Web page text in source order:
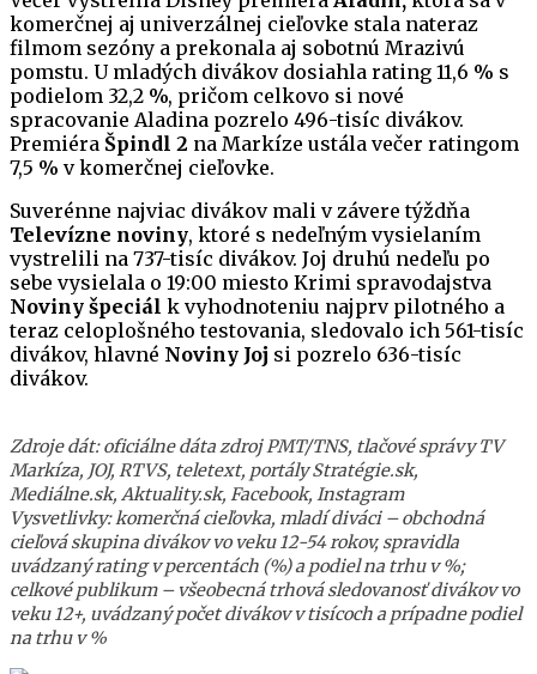
komerčnej aj univerzálnej cieľovke stala nateraz
filmom sezóny a prekonala aj sobotnú Mrazivú
pomstu. U mladých divákov dosiahla rating 11,6 % s
podielom 32,2 %, pričom celkovo si nové
spracovanie Aladina pozrelo 496-tisíc divákov.
Premiéra Špindl 2 na Markíze ustála večer ratingom
7,5 % v komerčnej cieľovke.
Suverénne najviac divákov mali v závere týždňa
Televízne noviny, ktoré s nedeľným vysielaním
vystrelili na 737-tisíc divákov. Joj druhú nedeľu po
sebe vysielala o 19:00 miesto Krimi spravodajstva
Noviny špeciál k vyhodnoteniu najprv pilotného a
teraz celoplošného testovania, sledovalo ich 561-tisíc
divákov, hlavné Noviny Joj si pozrelo 636-tisíc
divákov.
Zdroje dát: oficiálne dáta zdroj PMT/TNS, tlačové správy TV
Markíza, JOJ, RTVS, teletext, portály Stratégie.sk,
Mediálne.sk, Aktuality.sk, Facebook, Instagram
Vysvetlivky: komerčná cieľovka, mladí diváci – obchodná
cieľová skupina divákov vo veku 12-54 rokov, spravidla
uvádzaný rating v percentách (%) a podiel na trhu v %;
celkové publikum – všeobecná trhová sledovanosť divákov vo
veku 12+, uvádzaný počet divákov v tisícoch a prípadne podiel
na trhu v %